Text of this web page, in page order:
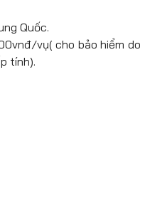
sân bay làm thủ tục
đưa đoàn về Rạp
Quốc.
vụ( cho bảo hiểm do
tính).